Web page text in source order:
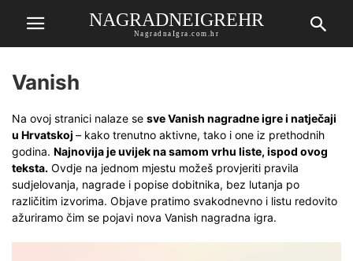
NAGRADNEIGREHR
NagradnaIgra.com.hr
Vanish
Na ovoj stranici nalaze se sve Vanish nagradne igre i natječaji
u Hrvatskoj – kako trenutno aktivne, tako i one iz prethodnih
godina. Najnovija je uvijek na samom vrhu liste, ispod ovog
teksta. Ovdje na jednom mjestu možeš provjeriti pravila
sudjelovanja, nagrade i popise dobitnika, bez lutanja po
različitim izvorima. Objave pratimo svakodnevno i listu redovito
ažuriramo čim se pojavi nova Vanish nagradna igra.